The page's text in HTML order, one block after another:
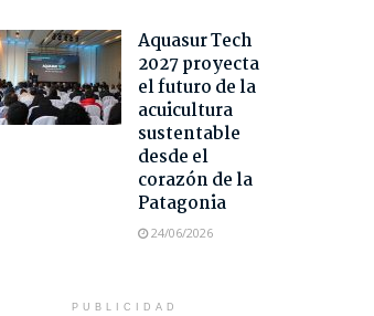
Aquasur Tech
2027 proyecta
el futuro de la
acuicultura
sustentable
desde el
corazón de la
Patagonia
24/06/2026
PUBLICIDAD